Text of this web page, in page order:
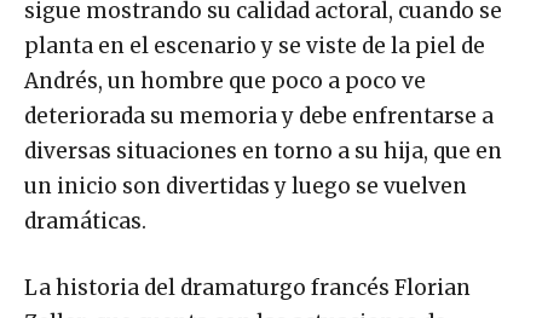
sigue mostrando su calidad actoral, cuando se
planta en el escenario y se viste de la piel de
Andrés, un hombre que poco a poco ve
deteriorada su memoria y debe enfrentarse a
diversas situaciones en torno a su hija, que en
un inicio son divertidas y luego se vuelven
dramáticas.
La historia del dramaturgo francés Florian